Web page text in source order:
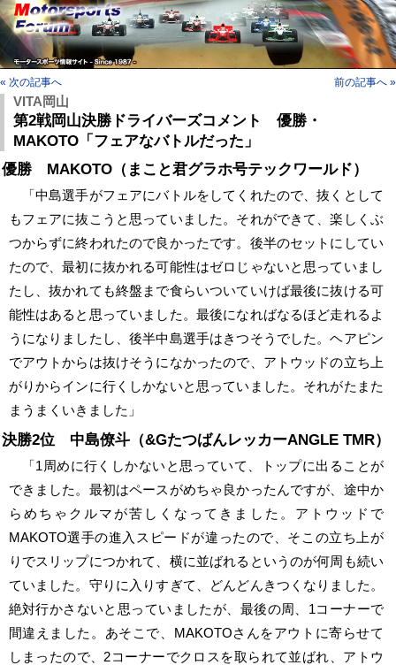
« 次の記事へ 前の記事へ »
VITA岡山
第2戦岡山決勝ドライバーズコメント 優勝・
MAKOTO「フェアなバトルだった」
優勝 MAKOTO（まこと君グラホ号テックワールド）
「中島選手がフェアにバトルをしてくれたので、抜くとして
もフェアに抜こうと思っていました。それができて、楽しくぶ
つからずに終われたので良かったです。後半のセットにしてい
たので、最初に抜かれる可能性はゼロじゃないと思っていまし
たし、抜かれても終盤まで食らいついていけば最後に抜ける可
能性はあると思っていました。最後になればなるほど走れるよ
うになりましたし、後半中島選手はきつそうでした。ヘアピン
でアウトからは抜けそうになかったので、アトウッドの立ち上
がりからインに行くしかないと思っていました。それがたまた
まうまくいきました」
決勝2位 中島僚斗（&GたつばんレッカーANGLE TMR）
「1周めに行くしかないと思っていて、トップに出ることが
できました。最初はペースがめちゃ良かったんですが、途中か
らめちゃクルマが苦しくなってきました。アトウッドで
MAKOTO選手の進入スピードが違ったので、そこの立ち上が
りでスリップにつかれて、横に並ばれるというのが何周も続い
ていました。守りに入りすぎて、どんどんきつくなりました。
絶対行かさないと思っていましたが、最後の周、1コーナーで
間違えました。あそこで、MAKOTOさんをアウトに寄らせて
しまったので、2コーナーでクロスを取られて並ばれ、アトウ